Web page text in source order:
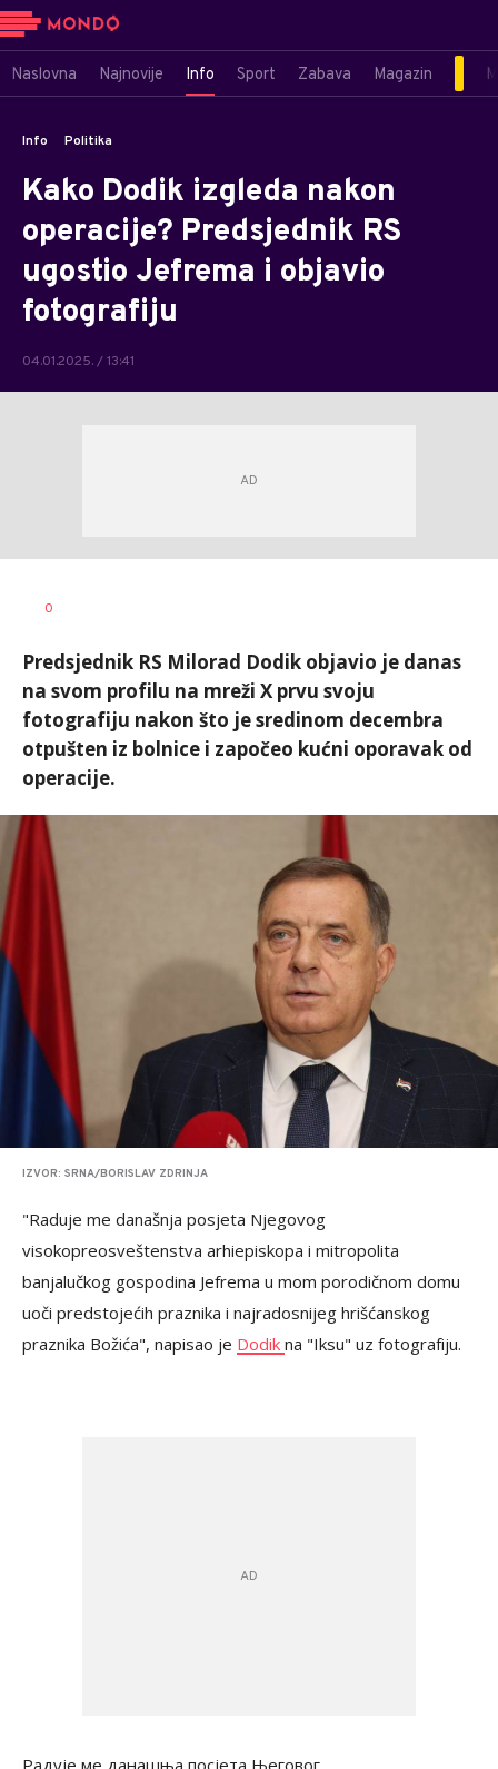
Naslovna Najnovije Info Sport Zabava Magazin
Info Politika
Kako Dodik izgleda nakon
operacije? Predsjednik RS
ugostio Jefrema i objavio
fotografiju
04.01.2025. / 13:41
AUTOR
0
Predsjednik RS Milorad Dodik objavio je danas
na svom profilu na mreži X prvu svoju
fotografiju nakon što je sredinom decembra
otpušten iz bolnice i započeo kućni oporavak od
operacije.
IZVOR: SRNA/BORISLAV ZDRINJA
"Raduje me današnja posjeta Njegovog
visokopreosveštenstva arhiepiskopa i mitropolita
banjalučkog gospodina Jefrema u mom porodičnom domu
uoči predstojećih praznika i najradosnijeg hrišćanskog
praznika Božića", napisao je Dodik na "Iksu" uz fotografiju.
Радује ме данашња посјета Његовог